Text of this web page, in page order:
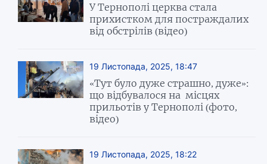
У Тернополі церква стала
прихистком для постраждалих
від обстрілів (відео)
19 Листопада, 2025, 18:47
«Тут було дуже страшно, дуже»:
що відбувалося на місцях
прильотів у Тернополі (фото,
відео)
19 Листопада, 2025, 18:22